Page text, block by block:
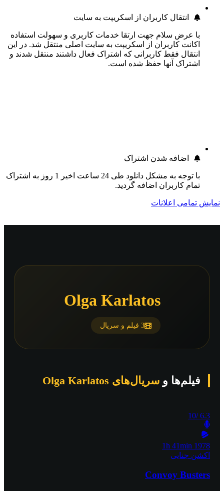
انتقال کاربران از اسکریپت به سایت
با عرض سلام جهت ارتقا خدمات کاربری و سهولت استفاده
اکانت کاربران از اسکریپت به سایت اصلی منتقل شد. در این
انتقال فقط کاربرانی که اشتراک فعال داشتند منتقل شدند و
اشتراک آنها حفظ شده است.
اضافه شدن اشتراک
با توجه به مشکل دانلود طی 24 ساعت اخیر 1 روز به اشتراک
تمام کاربران اضافه گردید.
نمایش تمامی اعلانات
Olga Karlatos
3 فیلم و سریال
فیلم‌ها و سریال‌های Olga Karlatos
6.3
/10
1978
1h 41min
اکشن جنایی
Convoy Busters